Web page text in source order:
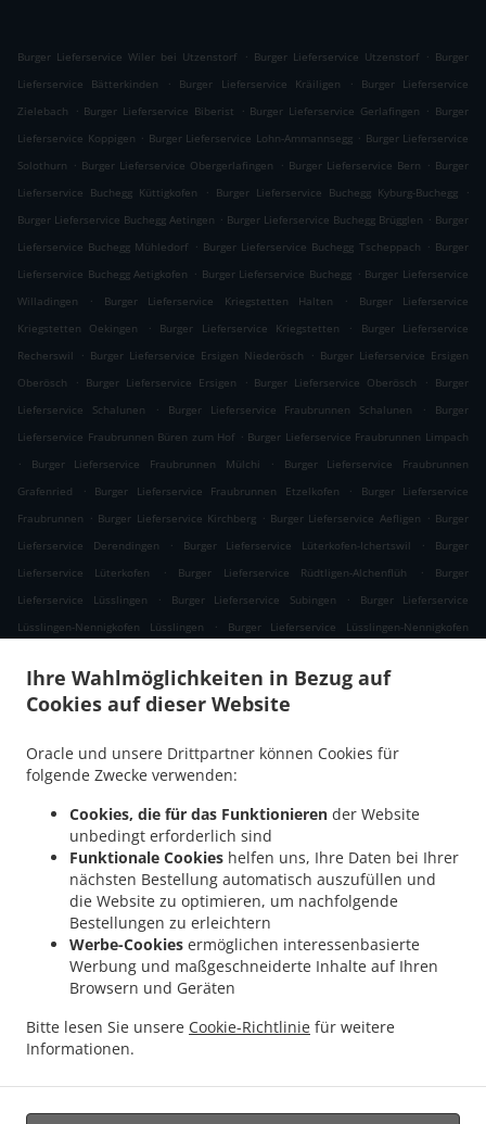
Ihre Wahlmöglichkeiten in Bezug auf
Cookies auf dieser Website
Oracle und unsere Drittpartner können Cookies für
folgende Zwecke verwenden:
Cookies, die für das Funktionieren der Website
unbedingt erforderlich sind
Funktionale Cookies helfen uns, Ihre Daten bei Ihrer
nächsten Bestellung automatisch auszufüllen und
die Website zu optimieren, um nachfolgende
Bestellungen zu erleichtern
Werbe-Cookies ermöglichen interessenbasierte
Werbung und maßgeschneiderte Inhalte auf Ihren
Browsern und Geräten
Bitte lesen Sie unsere Cookie-Richtlinie für weitere
Informationen.
Burger Lieferservice Wiler bei Utzenstorf . Burger Lieferservice Utzenstorf . Burger
Lieferservice Bätterkinden
. Burger Lieferservice Kräiligen .
Burger Lieferservice
Zielebach
. Burger Lieferservice Biberist . Burger Lieferservice Gerlafingen . Burger
Lieferservice Koppigen . Burger Lieferservice Lohn-Ammannsegg . Burger Lieferservice
Solothurn . Burger Lieferservice Obergerlafingen . Burger Lieferservice Bern . Burger
Lieferservice Buchegg Küttigkofen
. Burger Lieferservice Buchegg Kyburg-Buchegg
.
Burger Lieferservice Buchegg Aetingen . Burger Lieferservice Buchegg Brügglen . Burger
Lieferservice Buchegg Mühledorf . Burger Lieferservice Buchegg Tscheppach . Burger
Lieferservice Buchegg Aetigkofen . Burger Lieferservice Buchegg . Burger Lieferservice
Willadingen
. Burger Lieferservice Kriegstetten Halten .
Burger Lieferservice
Kriegstetten Oekingen
. Burger Lieferservice Kriegstetten .
Burger Lieferservice
Recherswil
. Burger Lieferservice Ersigen Niederösch . Burger Lieferservice Ersigen
Oberösch
. Burger Lieferservice Ersigen . Burger Lieferservice Oberösch . Burger
Lieferservice Schalunen
. Burger Lieferservice Fraubrunnen Schalunen .
Burger
Lieferservice Fraubrunnen Büren zum Hof . Burger Lieferservice Fraubrunnen Limpach
.
Burger Lieferservice Fraubrunnen Mülchi .
Burger Lieferservice Fraubrunnen
Grafenried
. Burger Lieferservice Fraubrunnen Etzelkofen .
Burger Lieferservice
Fraubrunnen . Burger Lieferservice Kirchberg . Burger Lieferservice Aefligen . Burger
Lieferservice Derendingen
. Burger Lieferservice Lüterkofen-Ichertswil .
Burger
Lieferservice Lüterkofen
. Burger Lieferservice Rüdtligen-Alchenflüh .
Burger
Lieferservice Lüsslingen
. Burger Lieferservice Subingen .
Burger Lieferservice
Lüsslingen-Nennigkofen Lüsslingen
.
Burger Lieferservice Lüsslingen-Nennigkofen
Horriwil
Burger Lieferservice Halten . Burger Lieferservice Drei Höfe Heinrichswil-
Winistorf . Burger Lieferservice Drei Höfe Hersiwil
Lieferservice Alchenstorf
. Burger Lieferservice Oekingen . Burger Lieferservice
Burger Lieferservice Etziken . Burger Lieferservice Hüniken . Burger Lieferservice
Burger Lieferservice Oberramsern . Burger Lieferservice Kyburg-Buchegg
Burger Lieferservice Brügglen
. Burger Lieferservice Leuzigen . Burger Lieferservice
Niederösch . Burger Lieferservice Unterramsern . Burger Lieferservice Aetingen
Burger Lieferservice Hellsau . Burger Lieferservice Tscheppach
Burger Lieferservice Aeschi . Burger Lieferservice Bolken
Lieferservice Winistorf . Burger Lieferservice Seeberg .
Lieferservice Zauggenried
. Burger Lieferservice Burgdorf .
Burger Lieferservice
Lieferservice. Essen zum mitnehmen und zum Liefern